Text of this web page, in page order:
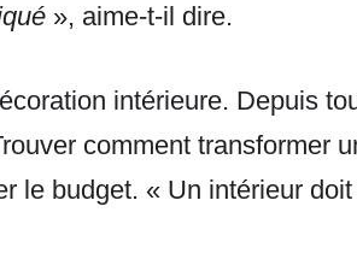
», aime-t-il dire.
intérieure. Depuis
comment transformer
le budget. « Un intérieur